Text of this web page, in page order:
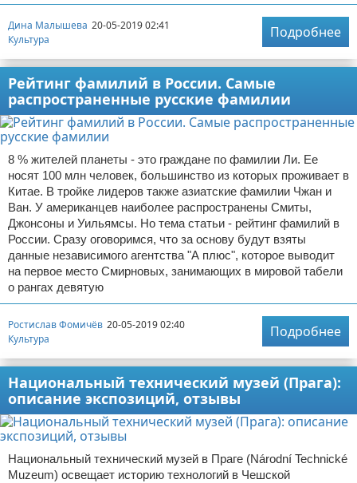
Дина Малышева 20-05-2019 02:41
Культура
Подробнее
Рейтинг фамилий в России. Самые
распространенные русские фамилии
8 % жителей планеты - это граждане по фамилии Ли. Ее
носят 100 млн человек, большинство из которых проживает в
Китае. В тройке лидеров также азиатские фамилии Чжан и
Ван. У американцев наиболее распространены Смиты,
Джонсоны и Уильямсы. Но тема статьи - рейтинг фамилий в
России. Сразу оговоримся, что за основу будут взяты
данные независимого агентства "А плюс", которое выводит
на первое место Смирновых, занимающих в мировой табели
о рангах девятую
Ростислав Фомичёв 20-05-2019 02:40
Культура
Подробнее
Национальный технический музей (Прага):
описание экспозиций, отзывы
Национальный технический музей в Праге (Národní Technické
Muzeum) освещает историю технологий в Чешской